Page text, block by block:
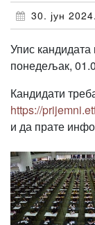
30. јун
Упис
понедељак,
Кандидати
https://
и да прате